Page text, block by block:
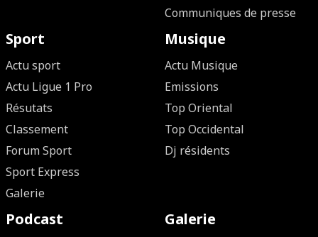
Communiques de presse
Sport
Actu sport
Actu Ligue 1 Pro
Résutats
Classement
Forum Sport
Sport Express
Galerie
Musique
Actu Musique
Emissions
Top Oriental
Top Occidental
Dj résidents
Podcast Galerie